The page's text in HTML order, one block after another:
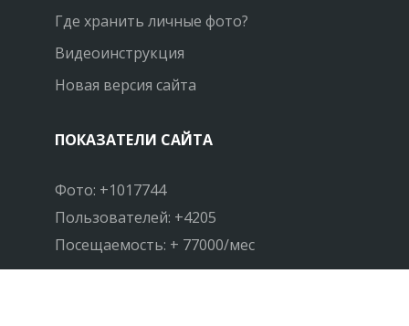
Где хранить личные фото?
Видеоинструкция
Новая версия сайта
ПОКАЗАТЕЛИ САЙТА
Фото: +1017744
Пользователей: +4205
Посещаемость: + 77000/мес